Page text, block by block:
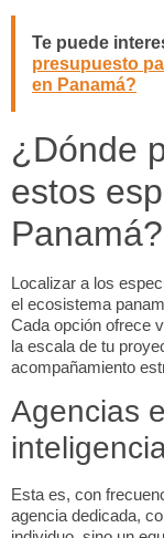
Te puede
presupuesto
en Panamá?
¿Dónde
estos
Panamá?
Localizar a los
el ecosistema
Cada opción ofrece
la escala de tu
acompañamiento
Agencias
Esta es, con
agencia dedicada,